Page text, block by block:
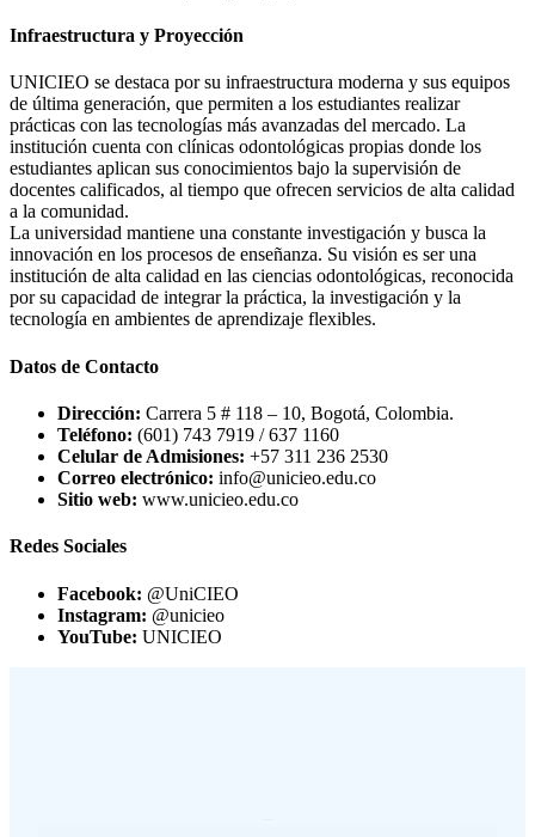
Infraestructura y Proyección
UNICIEO se destaca por su infraestructura moderna y sus equipos
de última generación, que permiten a los estudiantes realizar
prácticas con las tecnologías más avanzadas del mercado. La
institución cuenta con clínicas odontológicas propias donde los
estudiantes aplican sus conocimientos bajo la supervisión de
docentes calificados, al tiempo que ofrecen servicios de alta calidad
a la comunidad.
La universidad mantiene una constante investigación y busca la
innovación en los procesos de enseñanza. Su visión es ser una
institución de alta calidad en las ciencias odontológicas, reconocida
por su capacidad de integrar la práctica, la investigación y la
tecnología en ambientes de aprendizaje flexibles.
Datos de Contacto
Dirección: Carrera 5 # 118 – 10, Bogotá, Colombia.
Teléfono: (601) 743 7919 / 637 1160
Celular de Admisiones: +57 311 236 2530
Correo electrónico: info@unicieo.edu.co
Sitio web: www.unicieo.edu.co
Redes Sociales
Facebook: @UniCIEO
Instagram: @unicieo
YouTube: UNICIEO